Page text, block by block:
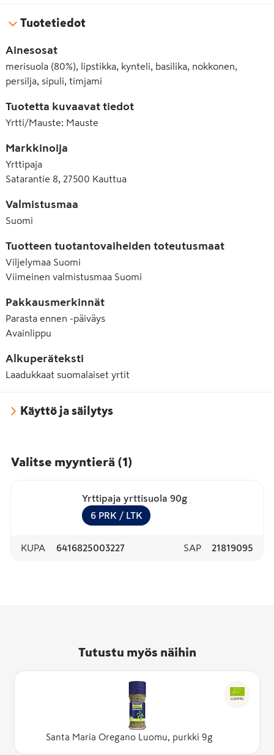
Tuotetiedot
Ainesosat
merisuola (80%), lipstikka, kynteli, basilika, nokkonen,
persilja, sipuli, timjami
Tuotetta kuvaavat tiedot
Yrtti/Mauste: Mauste
Markkinoija
Yrttipaja
Satarantie 8, 27500 Kauttua
Valmistusmaa
Suomi
Tuotteen tuotantovaiheiden toteutusmaat
Viljelymaa Suomi
Viimeinen valmistusmaa Suomi
Pakkausmerkinnät
Parasta ennen -päiväys
Avainlippu
Alkuperäteksti
Laadukkaat suomalaiset yrtit
Käyttö ja säilytys
Valitse myyntierä (1)
Yrttipaja yrttisuola 90g
6 PRK / LTK
KUPA 6416825003227 SAP 21819095
Tutustu myös näihin
Santa Maria Oregano Luomu, purkki 9g
LUOMU